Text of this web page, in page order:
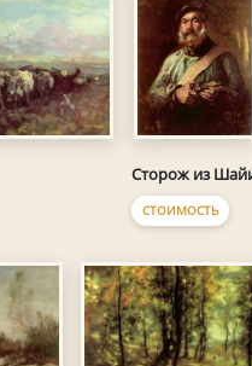
Сторож из
СТОИМОСТЬ